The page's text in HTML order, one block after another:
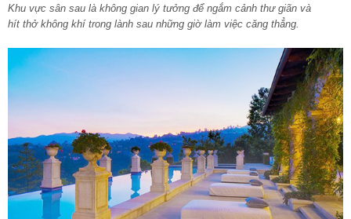
Khu vực sân sau là không gian lý tưởng để ngắm cảnh thư giãn và
hít thở không khí trong lành sau những giờ làm việc căng thẳng.